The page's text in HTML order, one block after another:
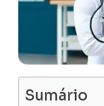
Sumário